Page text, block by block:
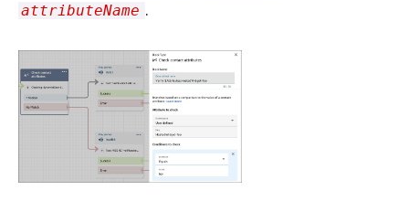
attributeName .